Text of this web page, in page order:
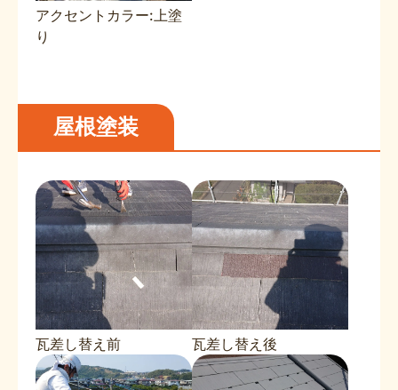
アクセントカラー:上塗
り
屋根塗装
瓦差し替え前 瓦差し替え後